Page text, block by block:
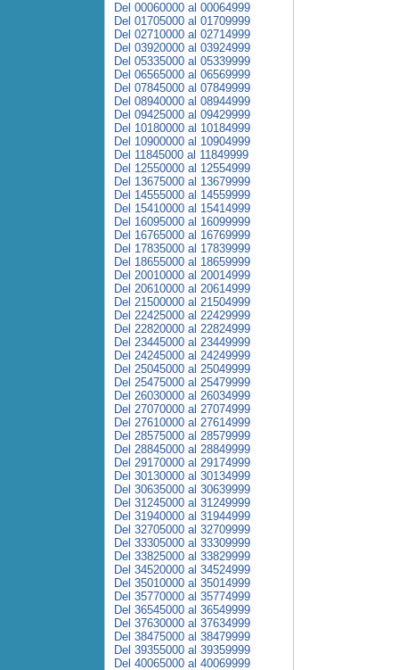
Del 00060000 al 00064999
Del 01705000 al 01709999
Del 02710000 al 02714999
Del 03920000 al 03924999
Del 05335000 al 05339999
Del 06565000 al 06569999
Del 07845000 al 07849999
Del 08940000 al 08944999
Del 09425000 al 09429999
Del 10180000 al 10184999
Del 10900000 al 10904999
Del 11845000 al 11849999
Del 12550000 al 12554999
Del 13675000 al 13679999
Del 14555000 al 14559999
Del 15410000 al 15414999
Del 16095000 al 16099999
Del 16765000 al 16769999
Del 17835000 al 17839999
Del 18655000 al 18659999
Del 20010000 al 20014999
Del 20610000 al 20614999
Del 21500000 al 21504999
Del 22425000 al 22429999
Del 22820000 al 22824999
Del 23445000 al 23449999
Del 24245000 al 24249999
Del 25045000 al 25049999
Del 25475000 al 25479999
Del 26030000 al 26034999
Del 27070000 al 27074999
Del 27610000 al 27614999
Del 28575000 al 28579999
Del 28845000 al 28849999
Del 29170000 al 29174999
Del 30130000 al 30134999
Del 30635000 al 30639999
Del 31245000 al 31249999
Del 31940000 al 31944999
Del 32705000 al 32709999
Del 33305000 al 33309999
Del 33825000 al 33829999
Del 34520000 al 34524999
Del 35010000 al 35014999
Del 35770000 al 35774999
Del 36545000 al 36549999
Del 37630000 al 37634999
Del 38475000 al 38479999
Del 39355000 al 39359999
Del 40065000 al 40069999